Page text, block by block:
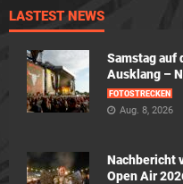
LASTEST NEWS
Samstag auf
Ausklang –
FOTOSTRECKEN
Aug. 8, 2026
Nachbericht
Open Air